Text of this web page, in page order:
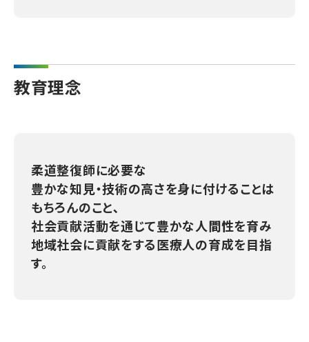
教育理念
柔道整復師に必要な
豊かな知見・技術の高さを身に付けることは
もちろんのこと､
社会貢献活動を通じて豊かな人間性を育み
地域社会に貢献をする医療人の育成を目指
す。